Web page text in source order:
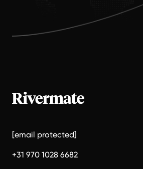
[email protected]
+31 970 1028 6682